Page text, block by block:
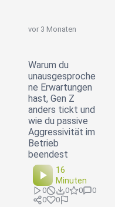
vor 3 Monaten
Warum du
unausgesproche
ne Erwartungen
hast, Gen Z
anders tickt und
wie du passive
Aggressivität im
Betrieb
beendest
16
Minuten
0 0 0
0
0
0